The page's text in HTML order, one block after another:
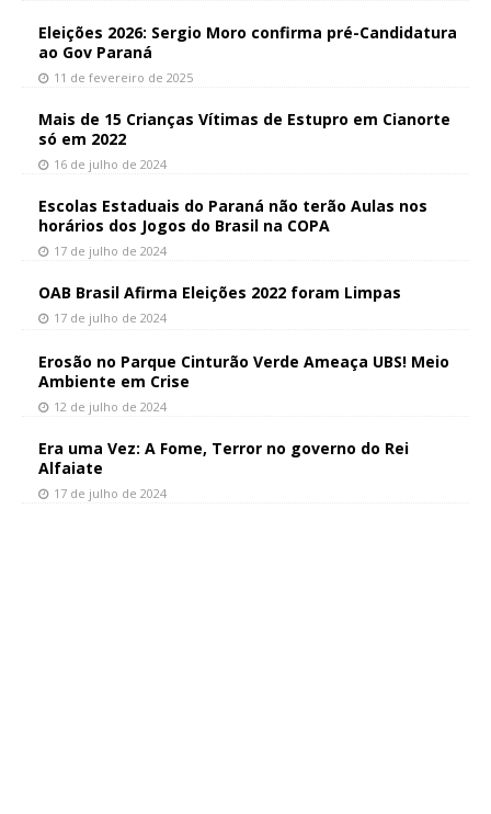
Eleições 2026: Sergio Moro confirma pré-Candidatura
ao Gov Paraná
11 de fevereiro de 2025
Mais de 15 Crianças Vítimas de Estupro em Cianorte
só em 2022
16 de julho de 2024
Escolas Estaduais do Paraná não terão Aulas nos
horários dos Jogos do Brasil na COPA
17 de julho de 2024
OAB Brasil Afirma Eleições 2022 foram Limpas
17 de julho de 2024
Erosão no Parque Cinturão Verde Ameaça UBS! Meio
Ambiente em Crise
12 de julho de 2024
Era uma Vez: A Fome, Terror no governo do Rei
Alfaiate
17 de julho de 2024